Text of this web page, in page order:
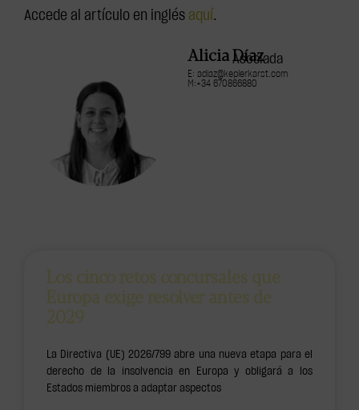
Accede al artículo en inglés aquí.
Alicia Díaz
Asociada
E: adiaz@keplerkarst.com
M:+34 670866880
Los cinco retos concursales que
Europa exige resolver antes de
2029
La Directiva (UE) 2026/799 abre una nueva etapa para el
derecho de la insolvencia en Europa y obligará a los
Estados miembros a adaptar aspectos